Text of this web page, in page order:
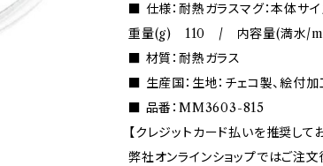
■ 仕様：耐熱ガラスマグ：本
重量(g) 110 / 内容量(満水/
■ 材質：耐熱ガラス
■ 生産国：生地：チェコ製、絵付加
■ 品番：MM3603-815
【クレジットカード払いを推奨して
弊社オンラインショップではご注